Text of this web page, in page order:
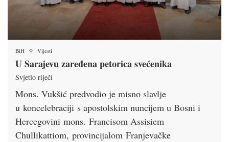
BiH Vijesti
U Sarajevu zaređena petorica svećenika
Svjetlo riječi
Mons. Vukšić predvodio je misno slavlje
u koncelebraciji s apostolskim nuncijem u Bosni i
Hercegovini mons. Francisom Assisiem
Chullikattiom, provincijalom Franjevačke